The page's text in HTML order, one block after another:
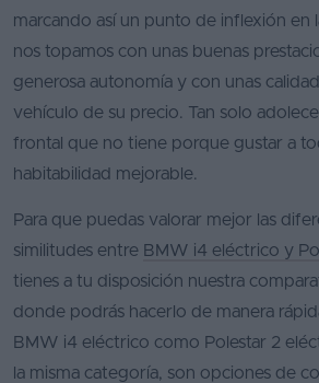
marcando así un punto de inflexión en
nos topamos con unas buenas
generosa autonomía y con unas
vehículo de su precio. Tan solo
frontal que no tiene porque gustar a
habitabilidad mejorable.
Para que puedas valorar mejor las
similitudes entre BMW i4 eléctrico y
tienes a tu disposición nuestra
donde podrás hacerlo de manera
BMW i4 eléctrico como Polestar 2
la misma categoría, son opciones de